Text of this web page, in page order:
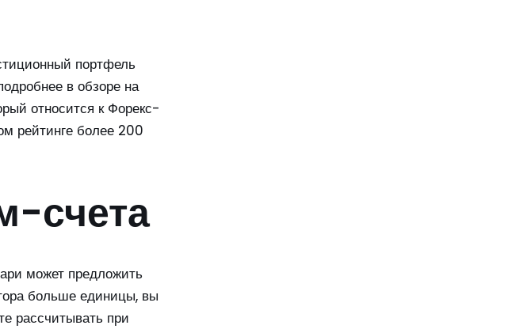
портфель
в обзоре на
относится к Форекс-
рейтинге более 200
счета
может предложить
больше единицы, вы
рассчитывать при